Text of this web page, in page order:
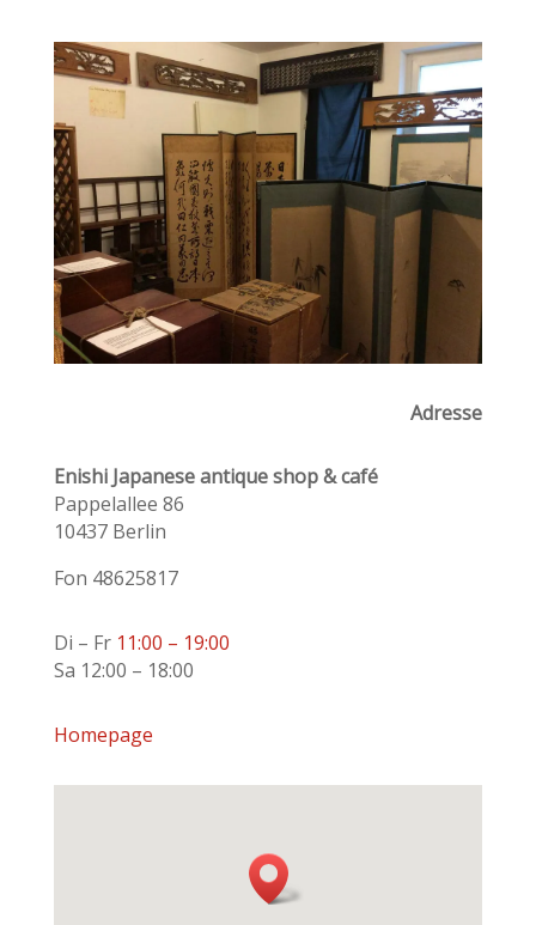
Adresse
Enishi Japanese antique shop & café
Pappelallee 86
10437 Berlin
Fon 48625817
Di – Fr 11:00 – 19:00
Sa 12:00 – 18:00
Homepage